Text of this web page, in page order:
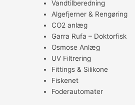
Vandtilberedning
Algefjerner & Rengøring
CO2 anlæg
Garra Rufa – Doktorfisk
Osmose Anlæg
UV Filtrering
Fittings & Silikone
Fiskenet
Foderautomater